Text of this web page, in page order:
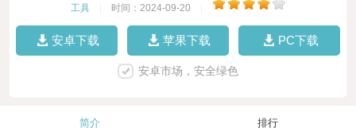
工具 时间：2024-09-20
安卓下载 苹果下载 PC下载
安卓市场，安全绿色
简介 排行